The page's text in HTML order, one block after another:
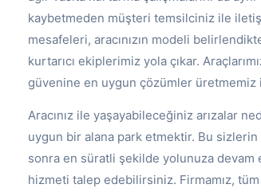
kaybetmeden müşteri temsilciniz ile
mesafeleri, aracınızın modeli
kurtarıcı ekiplerimiz yola çıkar.
güvenine en uygun çözümler üretmemiz
Aracınız ile yaşayabileceğiniz arızalar
uygun bir alana park etmektir. Bu sizlerin
sonra en süratli şekilde yolunuza devam
hizmeti talep edebilirsiniz. Firmamız,